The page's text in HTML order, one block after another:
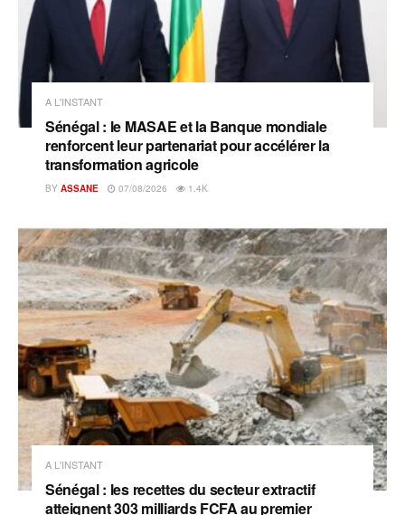
A L'INSTANT
Sénégal : le MASAE et la Banque mondiale
renforcent leur partenariat pour accélérer la
transformation agricole
BY ASSANE 07/08/2026 1.4K
A L'INSTANT
Sénégal : les recettes du secteur extractif
atteignent 303 milliards FCFA au premier